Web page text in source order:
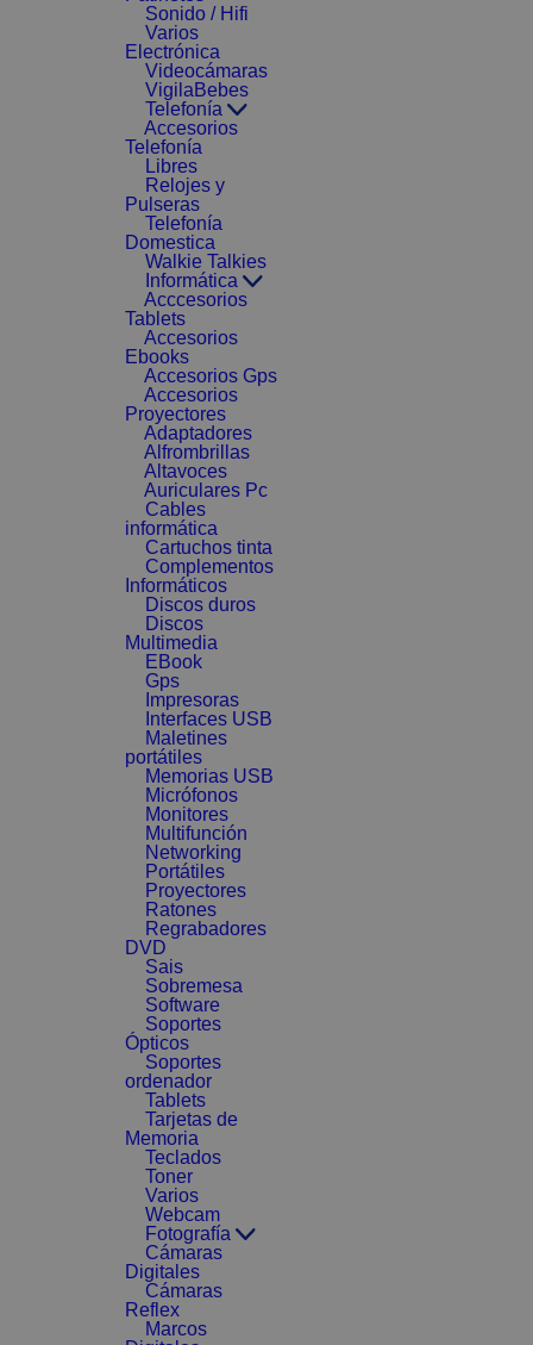
Sonido / Hifi
Varios
Electrónica
Videocámaras
VigilaBebes
Telefonía
Accesorios
Telefonía
Libres
Relojes y
Pulseras
Telefonía
Domestica
Walkie Talkies
Informática
Acccesorios
Tablets
Accesorios
Ebooks
Accesorios Gps
Accesorios
Proyectores
Adaptadores
Alfrombrillas
Altavoces
Auriculares Pc
Cables
informática
Cartuchos tinta
Complementos
Informáticos
Discos duros
Discos
Multimedia
EBook
Gps
Impresoras
Interfaces USB
Maletines
portátiles
Memorias USB
Micrófonos
Monitores
Multifunción
Networking
Portátiles
Proyectores
Ratones
Regrabadores
DVD
Sais
Sobremesa
Software
Soportes
Ópticos
Soportes
ordenador
Tablets
Tarjetas de
Memoria
Teclados
Toner
Varios
Webcam
Fotografía
Cámaras
Digitales
Cámaras
Reflex
Marcos